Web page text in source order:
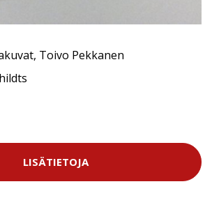
, Toivo Pekkanen
LISÄTIETOJA